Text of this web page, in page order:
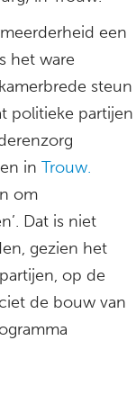
een
het ware
steun
politieke partijen
in Trouw.
om
Dat is niet
gezien het
op de
de bouw van